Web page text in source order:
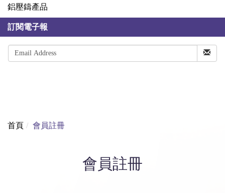
鋁壓鑄產品
訂閱電子報
首頁 會員註冊
會員註冊